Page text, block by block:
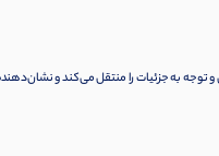
توجه به جزئیات را منتقل می‌کند و